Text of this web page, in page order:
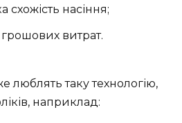
насіння;
витрат.
люблять таку технологію,
наприклад: